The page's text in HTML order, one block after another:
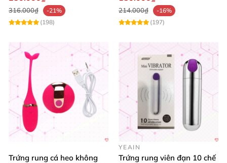
316.000₫
-21%
(198)
214.000₫
-16%
(197)
Trứng rung cá heo không
YEAIN
Trứng rung viên đạn 10 chế